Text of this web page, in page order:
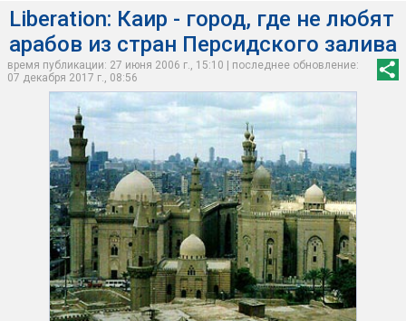
Liberation: Каир - город, где не любят
арабов из стран Персидского залива
время публикации: 27 июня 2006 г., 15:10 | последнее обновление:
07 декабря 2017 г., 08:56